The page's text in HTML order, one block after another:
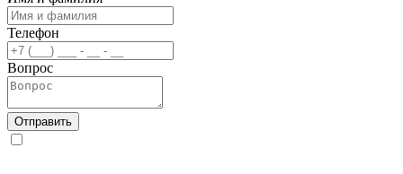
Телефон
Вопрос
Отправить